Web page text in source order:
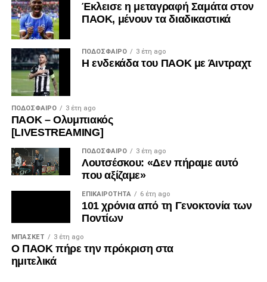
Έκλεισε η μεταγραφή Σαμάτα στον
ΠΑΟΚ, μένουν τα διαδικαστικά
ΠΟΔΌΣΦΑΙΡΟ 3 έτη ago
Η ενδεκάδα του ΠΑΟΚ με Άιντραχτ
ΠΟΔΌΣΦΑΙΡΟ 3 έτη ago
ΠΑΟΚ – Ολυμπιακός
[LIVESTREAMING]
ΠΟΔΌΣΦΑΙΡΟ 3 έτη ago
Λουτσέσκου: «Δεν πήραμε αυτό
που αξίζαμε»
ΕΠΙΚΑΙΡΌΤΗΤΑ 6 έτη ago
101 χρόνια από τη Γενοκτονία των
Ποντίων
ΜΠΆΣΚΕΤ 3 έτη ago
Ο ΠΑΟΚ πήρε την πρόκριση στα
ημιτελικά